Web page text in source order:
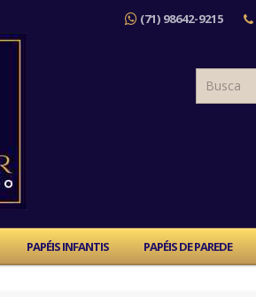
(71) 98642-9215
PAPÉIS INFANTIS PAPÉIS DE PAREDE